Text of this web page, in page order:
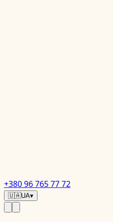
+380 96 765 77 72
🇺🇦UA▾